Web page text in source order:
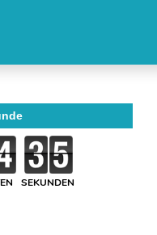
SEKUNDEN